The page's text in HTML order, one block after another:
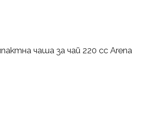
чаша за чай 220 сс Arena